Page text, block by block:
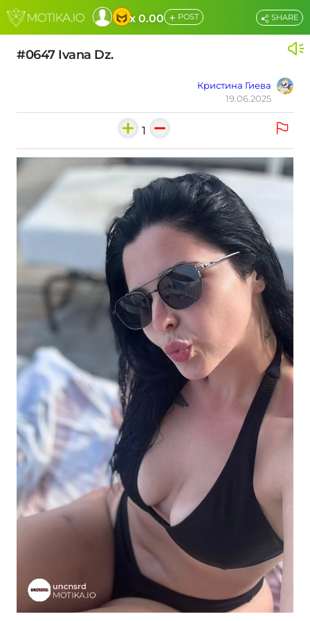
x 0.00 + POST
#0647 Ivana Dz.
Кристина Гиева
19.06.2025
SHARE
1